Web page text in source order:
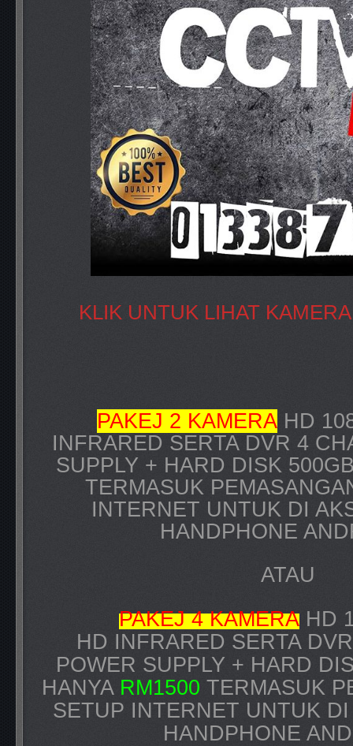
KLIK UNTUK LIHAT
PAKEJ 2 KAMERAHD
INFRARED SERTA DVR 4
SUPPLY + HARD DISK
TERMASUK
INTERNET UNTUK DI
HANDPHONE
ATAU
PAKEJ 4 KAMERA HD
HD INFRARED SERTA
POWER SUPPLY + HARD
HANYA RM1500 TERMASUK
SETUP INTERNET UNTUK
HANDPHONE